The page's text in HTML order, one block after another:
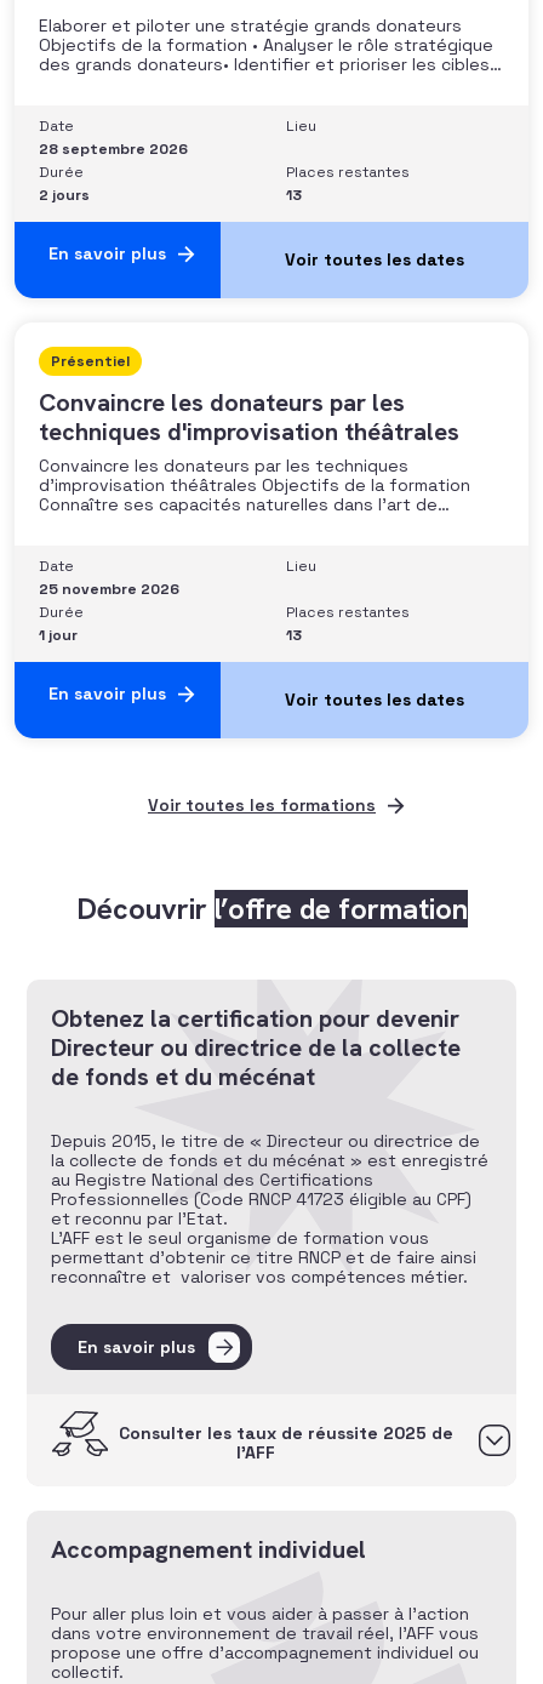
Elaborer et piloter une stratégie grands donateurs
Objectifs de la formation • Analyser le rôle stratégique
des grands donateurs• Identifier et prioriser les cibles à
parties prenantes• Construire un argumentaire
personnalisé et piloter le parcours
Date
28 septembre 2026
Lieu
Durée
2 jours
Places restantes
13
En savoir plus
Présentiel
Convaincre les donateurs par les
techniques d'improvisation théâtrales
Convaincre les donateurs par les techniques
d’improvisation théâtrales Objectifs de la formation
Connaître ses capacités naturelles dans l’art de
conviction et sur quoi elle se fonde (mots, attitude, …),
quelle est sa situation de
Date
25 novembre 2026
Lieu
Durée
1 jour
Places restantes
13
En savoir plus
Voir toutes les formations
Découvrir l’offre de formation
Obtenez la certification pour devenir
Directeur ou directrice de la collecte
de fonds et du mécénat
Depuis 2015, le titre de « Directeur ou directrice de
la collecte de fonds et du mécénat » est enregistré
au Registre National des Certifications
Professionnelles (Code RNCP 41723 éligible au CPF)
et reconnu par l’Etat.
L’AFF est le seul organisme de formation vous
permettant d’obtenir ce titre RNCP et de faire ainsi
reconnaître et valoriser vos compétences métier.
En savoir plus
Consulter les taux de réussite 2025 de
l’AFF
Accompagnement individuel
Pour aller plus loin et vous aider à passer à l’action
dans votre environnement de travail réel, l’AFF vous
propose une offre d’accompagnement individuel ou
collectif.